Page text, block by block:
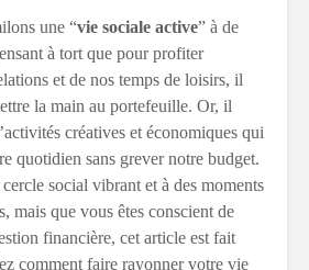
une “vie sociale active” à de
à tort que pour profiter
et de nos temps de loisirs, il
la main au portefeuille. Or, il
créatives et économiques qui
quotidien sans grever notre budget.
social vibrant et à des moments
mais que vous êtes conscient de
financière, cet article est fait
comment faire rayonner votre vie